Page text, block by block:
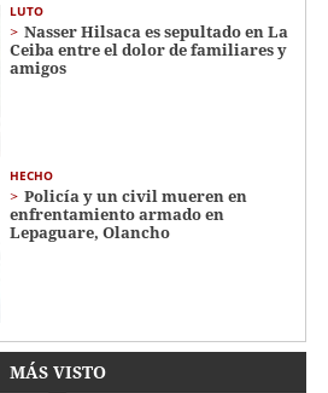
LUTO
Nasser Hilsaca es sepultado en La
Ceiba entre el dolor de familiares y
amigos
HECHO
Policía y un civil mueren en
enfrentamiento armado en
Lepaguare, Olancho
MÁS VISTO